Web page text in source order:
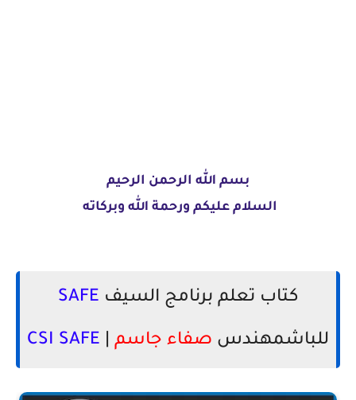
بسم الله الرحمن الرحيم
السلام عليكم ورحمة الله وبركاته
كتاب تعلم برنامج السيف SAFE
للباشمهندس صفاء جاسم CSI SAFE